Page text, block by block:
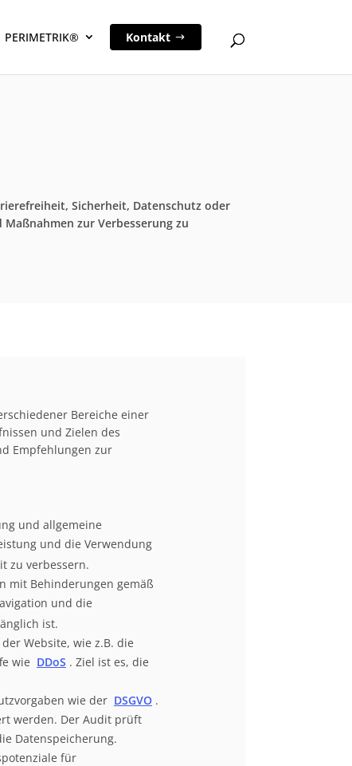
PERIMETRIK® Kontakt
Sicherheit, Datenschutz oder
zur Verbesserung zu
Bereiche einer
und Zielen des
Empfehlungen zur
und allgemeine
und die Verwendung
zu verbessern.
mit Behinderungen gemäß
und die
ist.
Website, wie z.B. die
wie DDoS . Ziel ist es, die
wie der DSGVO .
werden. Der Audit prüft
Datenspeicherung.
für